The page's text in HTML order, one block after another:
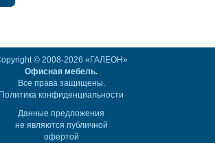
© 2008-2026 «ГАЛЕОН»
Офисная мебель.
Все права защищены.
Политика конфиденциальности
Данные предложения
не являются публичной
офертой